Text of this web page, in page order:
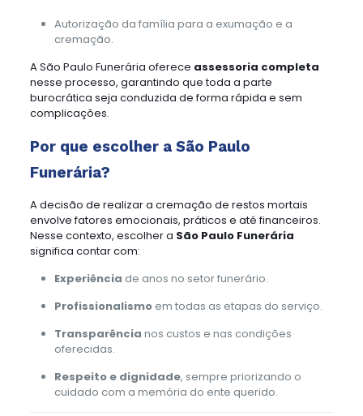
Autorização da família para a exumação e a
cremação.
A São Paulo Funerária oferece assessoria completa
nesse processo, garantindo que toda a parte
burocrática seja conduzida de forma rápida e sem
complicações.
Por que escolher a São Paulo
Funerária?
A decisão de realizar a cremação de restos mortais
envolve fatores emocionais, práticos e até financeiros.
Nesse contexto, escolher a São Paulo Funerária
significa contar com:
Experiência de anos no setor funerário.
Profissionalismoem todas as etapas do serviço.
Transparência nos custos e nas condições
oferecidas.
Respeito e dignidade, sempre priorizando o
cuidado com a memória do ente querido.